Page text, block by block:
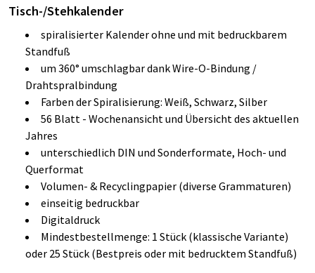
Tisch-/Stehkalender
spiralisierter Kalender ohne und mit bedruckbarem
Standfuß
um 360° umschlagbar dank Wire-O-Bindung /
Drahtspralbindung
Farben der Spiralisierung: Weiß, Schwarz, Silber
56 Blatt - Wochenansicht und Übersicht des aktuellen
Jahres
unterschiedlich DIN und Sonderformate, Hoch- und
Querformat
Volumen- & Recyclingpapier (diverse Grammaturen)
einseitig bedruckbar
Digitaldruck
Mindestbestellmenge: 1 Stück (klassische Variante)
oder 25 Stück (Bestpreis oder mit bedrucktem Standfuß)